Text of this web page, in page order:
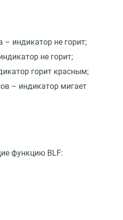
– индикатор не горит;
не горит;
горит красным;
– индикатор мигает
функцию BLF: